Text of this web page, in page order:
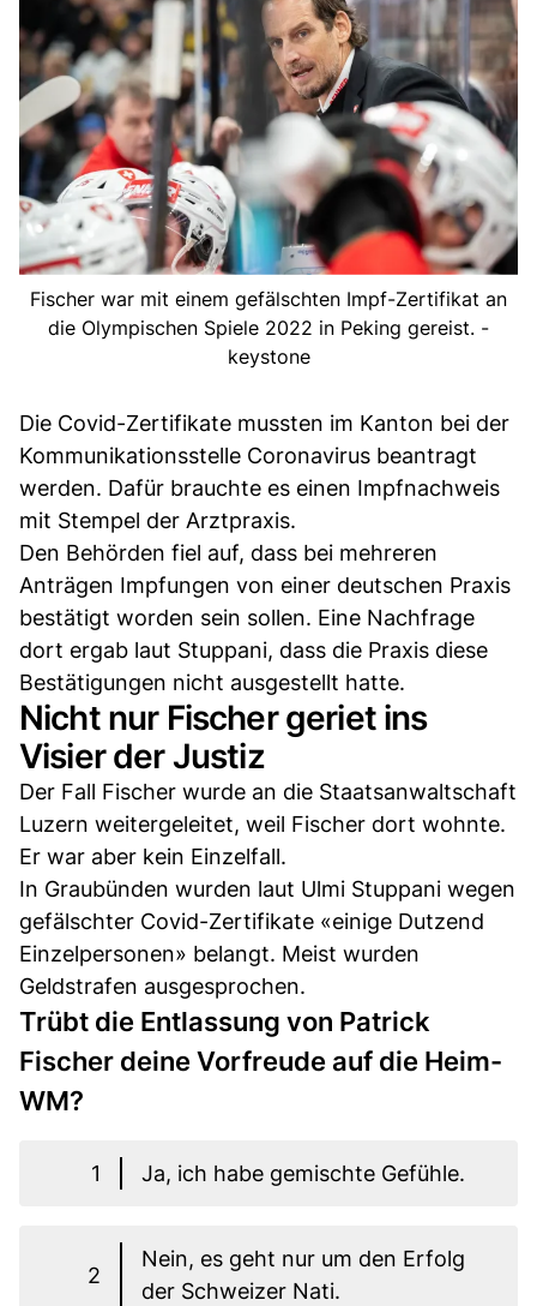
Fischer war mit einem gefälschten Impf-Zertifikat an
die Olympischen Spiele 2022 in Peking gereist. -
keystone
Die Covid-Zertifikate mussten im Kanton bei der
Kommunikationsstelle Coronavirus beantragt
werden. Dafür brauchte es einen Impfnachweis
mit Stempel der Arztpraxis.
Den Behörden fiel auf, dass bei mehreren
Anträgen Impfungen von einer deutschen Praxis
bestätigt worden sein sollen. Eine Nachfrage
dort ergab laut Stuppani, dass die Praxis diese
Bestätigungen nicht ausgestellt hatte.
Nicht nur Fischer geriet ins
Visier der Justiz
Der Fall Fischer wurde an die Staatsanwaltschaft
Luzern weitergeleitet, weil Fischer dort wohnte.
Er war aber kein Einzelfall.
In Graubünden wurden laut Ulmi Stuppani wegen
gefälschter Covid-Zertifikate «einige Dutzend
Einzelpersonen» belangt. Meist wurden
Geldstrafen ausgesprochen.
Trübt die Entlassung von Patrick
Fischer deine Vorfreude auf die Heim-
WM?
1 Ja, ich habe gemischte Gefühle.
2
Nein, es geht nur um den Erfolg
der Schweizer Nati.